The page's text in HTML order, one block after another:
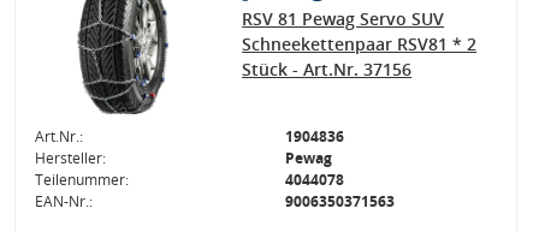
RSV 81 Pewag Servo SUV
Schneekettenpaar RSV81 * 2
Stück - Art.Nr. 37156
Art.Nr.:
1904836
Hersteller:
Pewag
Teilenummer:
4044078
EAN-Nr.:
9006350371563